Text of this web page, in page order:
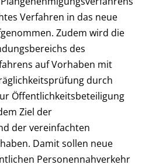
Verfahren in das neue
Zudem wird die
des
auf Vorhaben mit
durch
Öffentlichkeitsbeteiligung
Ziel der
der vereinfachten
Damit sollen neue
Personennahverkehr